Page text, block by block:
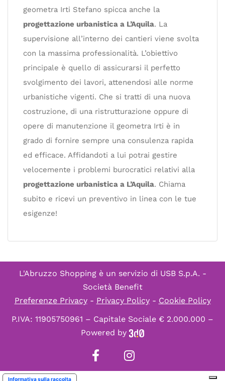
geometra Irti Stefano spicca anche la
progettazione urbanistica a L’Aquila. La
supervisione all’interno dei cantieri viene svolta
con la massima professionalità. L’obiettivo
principale è quello di assicurarsi il perfetto
svolgimento dei lavori, attenendosi alle norme
urbanistiche vigenti. Che si tratti di una nuova
costruzione, di una ristrutturazione oppure di
opere di manutenzione il geometra Irti è in
grado di fornire sempre una consulenza rapida
ed efficace. Affidandoti a lui potrai gestire
velocemente i problemi burocratici relativi alla
progettazione urbanistica a L’Aquila. Chiama
subito e ricevi un preventivo in linea con le tue
esigenze!
L'Abruzzo Shopping è un servizio di USB S.p.A. -
Società Benefit
Preferenze Privacy- Privacy Policy- Cookie Policy
P.IVA: 11905750961 – Capitale Sociale € 2.000.000 –
Powered by
Informativa sulla raccolta